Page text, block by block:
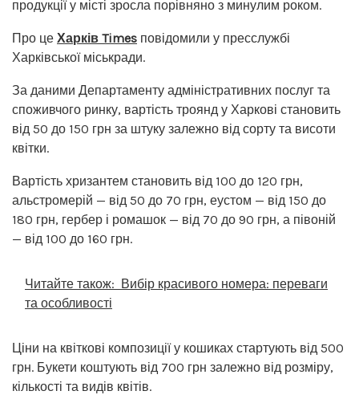
продукції у місті зросла порівняно з минулим роком.
Про це Харків Times повідомили у пресслужбі
Харківської міськради.
За даними Департаменту адміністративних послуг та
споживчого ринку, вартість троянд у Харкові становить
від 50 до 150 грн за штуку залежно від сорту та висоти
квітки.
Вартість хризантем становить від 100 до 120 грн,
альстромерій — від 50 до 70 грн, еустом — від 150 до
180 грн, гербер і ромашок — від 70 до 90 грн, а півоній
— від 100 до 160 грн.
Читайте також: Вибір красивого номера: переваги
та особливості
Ціни на квіткові композиції у кошиках стартують від 500
грн. Букети коштують від 700 грн залежно від розміру,
кількості та видів квітів.